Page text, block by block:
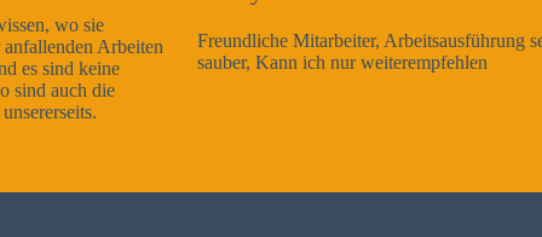
Freundliche Mitarbeiter, Arbeitsausführung sehr gut und sehr
sauber, Kann ich nur weiterempfehlen